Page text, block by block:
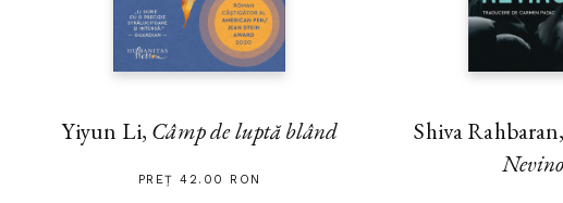
Yiyun Li, Câmp de luptă blând
PREȚ 42.00 RON
Shiva Rahbaran,